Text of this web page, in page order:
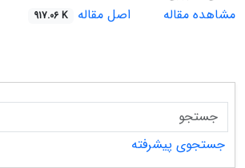
مشاهده مقاله
اصل مقاله 917.06 K
جستجوی پیشرفته